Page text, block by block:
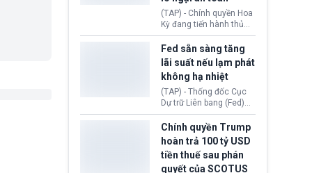
chính trị từ Liên đoàn
Bóng đá Jordan. Trước
áp lực dồn dập, FIFA phải
tổ chức cuộc họp khẩn ở
Morocco.
(TAP) - Chính quyền Hoa
Kỳ đang tiến hành thủ
tục thu hồi chứng nhận
hoạt động của tổ chức
hiến tạng Network for
Hope (bang Kentucky).
Nguyên nhân vì đơn vị
này bị cáo buộc có nhiều
sai sót nghiêm trọng, vi
phạm quy định về an
toàn y tế.
Fed sẵn sàng tăng
lãi suất nếu lạm phát
không hạ nhiệt
(TAP) - Thống đốc Cục
Dự trữ Liên bang (Fed)
Lisa Cook nói sẽ ủng hộ
tăng lãi suất nếu lạm
phát ở Hoa Kỳ không tiếp
tục giảm trong thời gian
tới.
Chính quyền Trump
hoàn trả 100 tỷ USD
tiền thuế sau phán
quyết của SCOTUS